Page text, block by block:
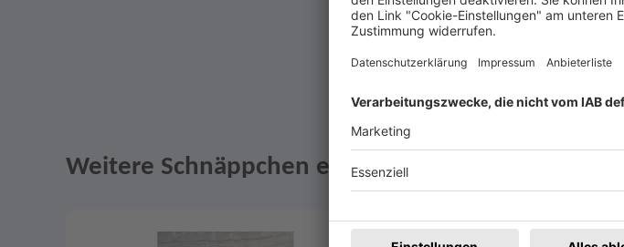
Weitere Schnäppchen entdecken